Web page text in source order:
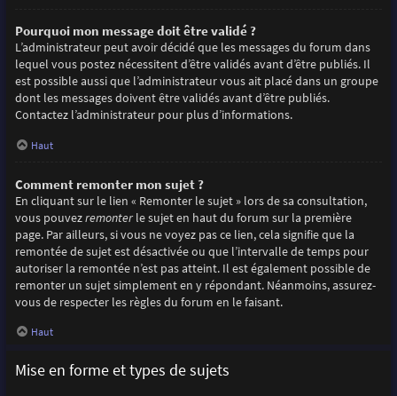
Pourquoi mon message doit être validé ?
L’administrateur peut avoir décidé que les messages du forum dans
lequel vous postez nécessitent d’être validés avant d’être publiés. Il
est possible aussi que l’administrateur vous ait placé dans un groupe
dont les messages doivent être validés avant d’être publiés.
Contactez l’administrateur pour plus d’informations.
Haut
Comment remonter mon sujet ?
En cliquant sur le lien « Remonter le sujet » lors de sa consultation,
vous pouvezremonterle sujet en haut du forum sur la première
page. Par ailleurs, si vous ne voyez pas ce lien, cela signifie que la
remontée de sujet est désactivée ou que l’intervalle de temps pour
autoriser la remontée n’est pas atteint. Il est également possible de
remonter un sujet simplement en y répondant. Néanmoins, assurez-
vous de respecter les règles du forum en le faisant.
Haut
Mise en forme et types de sujets